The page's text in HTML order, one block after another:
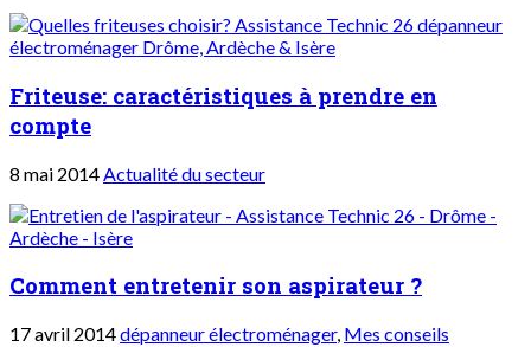
Friteuse: caractéristiques à prendre en
compte
8 mai 2014 Actualité du secteur
Comment entretenir son aspirateur ?
17 avril 2014dépanneur électroménager, Mes conseils